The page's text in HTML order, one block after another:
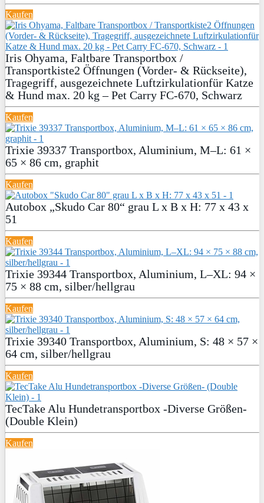
Kaufen
Iris Ohyama, Faltbare Transportbox /
Transportkiste2 Öffnungen (Vorder- & Rückseite),
Tragegriff, ausgezeichnete Luftzirkulationfür Katze
& Hund max. 20 kg – Pet Carry FC-670, Schwarz
Kaufen
Trixie 39337 Transportbox, Aluminium, M–L: 61 ×
65 × 86 cm, graphit
Kaufen
Autobox „Skudo Car 80“ grau L x B x H: 77 x 43 x
51
Kaufen
Trixie 39344 Transportbox, Aluminium, L–XL: 94 ×
75 × 88 cm, silber/hellgrau
Kaufen
Trixie 39340 Transportbox, Aluminium, S: 48 × 57 ×
64 cm, silber/hellgrau
Kaufen
TecTake Alu Hundetransportbox -Diverse Größen-
(Double Klein)
Kaufen